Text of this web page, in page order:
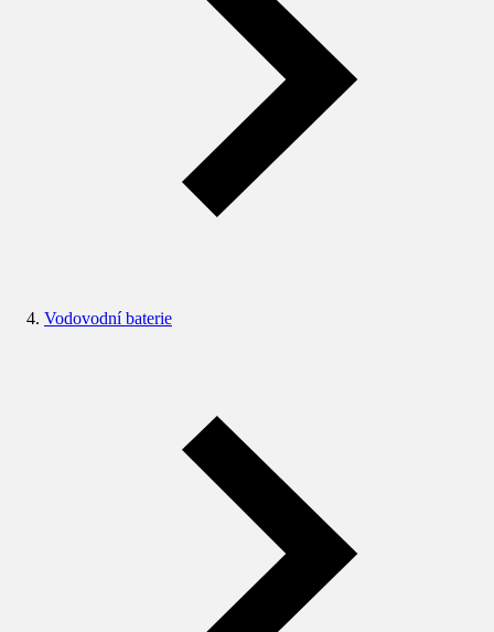
Vodovodní baterie